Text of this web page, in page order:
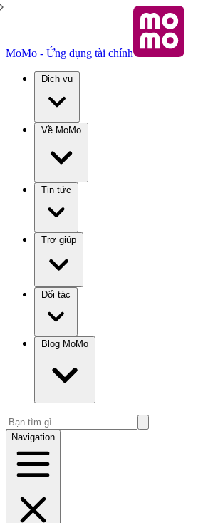
MoMo - Ứng dụng tài chính
Dịch vụ
Về MoMo
Tin tức
Trợ giúp
Đối tác
Blog MoMo
Navigation